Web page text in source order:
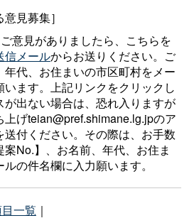
見募集］
意見がありましたら、こちらを
信メールからお送りください。ご
代、お住まいの市区町村をメー
ます。上記リンクをクリックし
出ない場合は、恐れ入りますが
上げteian@pref.shimane.lg.jpのア
送付ください。その際は、お手数
No.】、お名前、年代、お住ま
の件名欄に入力願います。
一覧 ｜